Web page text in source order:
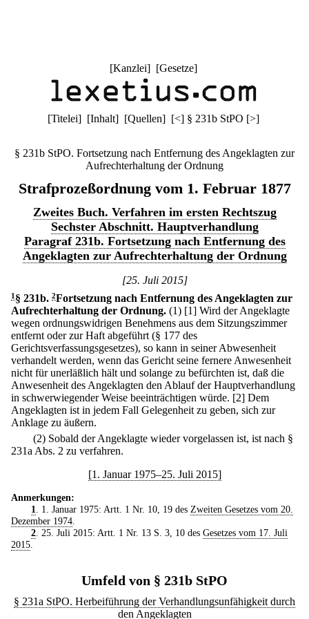
[Kanzlei] [Gesetze]
[Titelei] [Inhalt] [Quellen] [<] § 231b StPO [>]
§ 231b StPO. Fortsetzung nach Entfernung des Angeklagten zur
Aufrechterhaltung der Ordnung
Strafprozeßordnung vom 1. Februar 1877
Zweites Buch. Verfahren im ersten Rechtszug
Sechster Abschnitt. Hauptverhandlung
Paragraf 231b. Fortsetzung nach Entfernung des
Angeklagten zur Aufrechterhaltung der Ordnung
[25. Juli 2015]
1 § 231b. 2Fortsetzung nach Entfernung des Angeklagten zur
Aufrechterhaltung der Ordnung. (1) [1] Wird der Angeklagte
wegen ordnungswidrigen Benehmens aus dem Sitzungszimmer
entfernt oder zur Haft abgeführt (§ 177 des
Gerichtsverfassungsgesetzes), so kann in seiner Abwesenheit
verhandelt werden, wenn das Gericht seine fernere Anwesenheit
nicht für unerläßlich hält und solange zu befürchten ist, daß die
Anwesenheit des Angeklagten den Ablauf der Hauptverhandlung
in schwerwiegender Weise beeinträchtigen würde. [2] Dem
Angeklagten ist in jedem Fall Gelegenheit zu geben, sich zur
Anklage zu äußern.
(2) Sobald der Angeklagte wieder vorgelassen ist, ist nach §
231a Abs. 2 zu verfahren.
[1. Januar 1975–25. Juli 2015]
Anmerkungen:
1. 1. Januar 1975: Artt. 1 Nr. 10, 19 des Zweiten Gesetzes vom 20.
Dezember 1974.
2. 25. Juli 2015: Artt. 1 Nr. 13 S. 3, 10 des Gesetzes vom 17. Juli
2015.
Umfeld von § 231b StPO
§ 231a StPO. Herbeiführung der Verhandlungsunfähigkeit durch
den Angeklagten